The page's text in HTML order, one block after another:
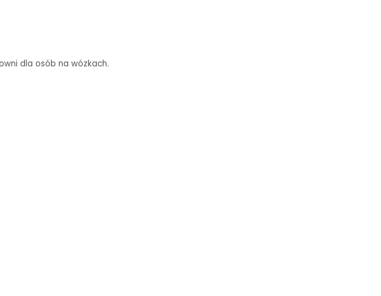
dla osób na wózkach.